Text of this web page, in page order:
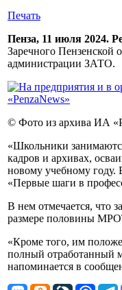
Печать
Пенза, 11 июля 2024.
Заречного Пензенской
администрации ЗАТО.
© Фото из архива ИА
«Школьники
кадров и архивах,
новому учебному году.
«Первые шаги в
В нем отмечается, что
размере половины
«Кроме того, им
полный отработанный
напоминается в